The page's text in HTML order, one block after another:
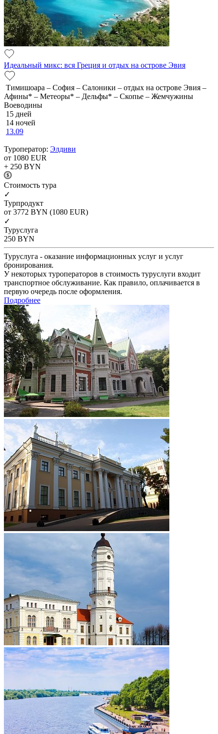
Идеальный микс: вся Греция и отдых на острове Эвия
Тимишоара – София – Салоники – отдых на острове Эвия –
Афины* – Метеоры* – Дельфы* – Скопье – Жемчужины
Воеводины
15 дней
14 ночей
13.09
Туроператор: Элдиви
от 1080 EUR
+ 250 BYN
Cтоимость тура
✓
Турпродукт
от 3772 BYN (1080 EUR)
✓
Туруслуга
250 BYN
Туруслуга - оказание информационных услуг и услуг
бронирования.
У некоторых туроператоров в стоимость туруслуги входит
транспортное обслуживание. Как правило, оплачивается в
первую очередь после оформления.
Подробнее